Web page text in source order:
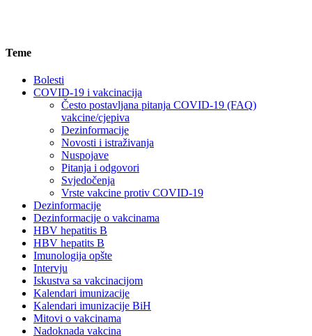
Teme
Bolesti
COVID-19 i vakcinacija
Često postavljana pitanja COVID-19 (FAQ)
vakcine/cjepiva
Dezinformacije
Novosti i istraživanja
Nuspojave
Pitanja i odgovori
Svjedočenja
Vrste vakcine protiv COVID-19
Dezinformacije
Dezinformacije o vakcinama
HBV hepatitis B
HBV hepatits B
Imunologija opšte
Intervju
Iskustva sa vakcinacijom
Kalendari imunizacije
Kalendari imunizacije BiH
Mitovi o vakcinama
Nadoknada vakcina